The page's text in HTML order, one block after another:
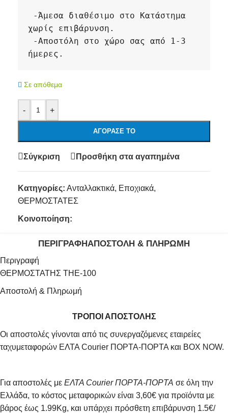
-Άμεσα διαθέσιμο στο Κατάστημα
χωρίς επιβάρυνση.
-Αποστόλη στο χώρο σας από 1-3
ήμερες.
Σε απόθεμα
- +
ΑΓΌΡΑΣΕ ΤΟ
Σύγκριση Προσθήκη στα αγαπημένα
Κατηγορίες: Ανταλλακτικά, Εποχιακά,
ΘΕΡΜΟΣΤΑΤΕΣ
Κοινοποίηση:
ΠΕΡΙΓΡΑΦΉΑΠΟΣΤΟΛΉ & ΠΛΗΡΩΜΉ
Περιγραφή
ΘΕΡΜΟΣΤΑΤΗΣ THE-100
Αποστολή & Πληρωμή
ΤΡΟΠΟΙ ΑΠΟΣΤΟΛΗΣ
Οι αποστολές γίνονται από τις συνεργαζόμενες εταιρείες
ταχυμεταφορών ΕΛΤΑ Courier ΠΟΡΤΑ-ΠΟΡΤΑ και BOX NOW.
Για αποστολές με ΕΛΤΑ Courier ΠΟΡΤΑ-ΠΟΡΤΑ σε όλη την
Ελλάδα, το κόστος μεταφορικών είναι 3,60€ για προϊόντα με
βάρος έως 1.99Kg, και υπάρχει πρόσθετη επιβάρυνση 1.5€/